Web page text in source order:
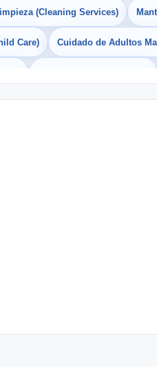
(Cleaning Services)
Care) Cuidado de Adultos
Estudiantes Empleos